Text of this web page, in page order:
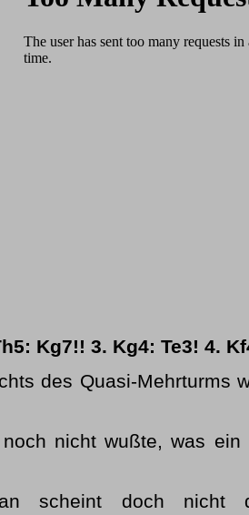
Kg7!! 3. Kg4: Te3! 4.
des Quasi-Mehrturms
nicht wußte, was
scheint doch nicht